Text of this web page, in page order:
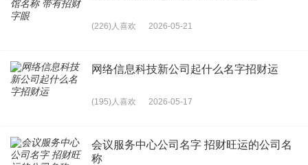
(226)人喜欢 2026-05-21
网络信息科技新公司起什么名字招财运
(195)人喜欢 2026-05-17
会议服务中心公司名字 招财旺运的公司名
称